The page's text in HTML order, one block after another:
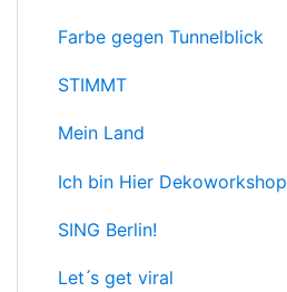
Farbe gegen Tunnelblick
STIMMT
Mein Land
Ich bin Hier Dekoworkshop
SING Berlin!
Let ́s get viral